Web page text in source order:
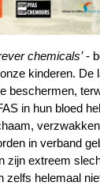
chemicals’ -
kinderen. De
beschermen,
in hun bloed
in verband
zijn extreem
zelfs helemaal